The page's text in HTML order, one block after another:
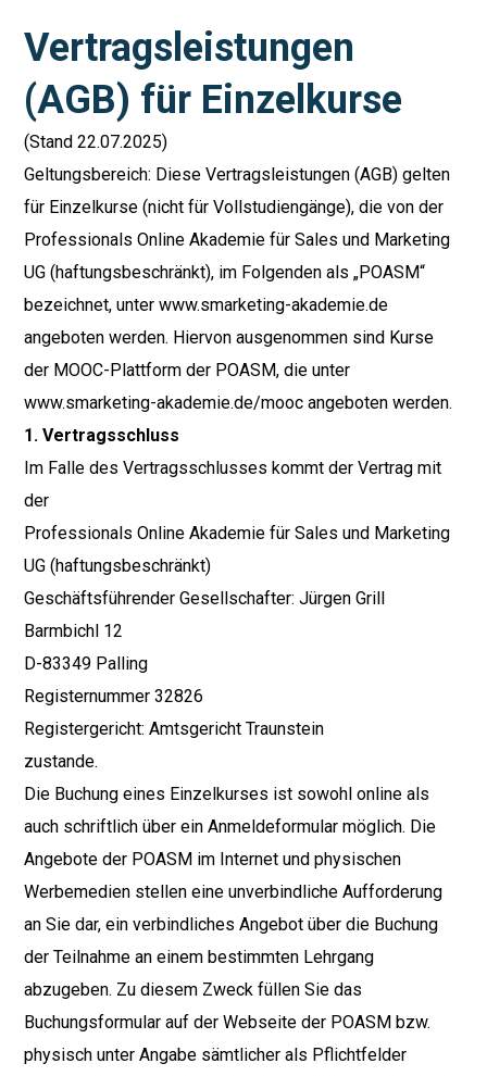
Vertragsleistungen
(AGB) für Einzelkurse
(Stand 22.07.2025)
Geltungsbereich: Diese Vertragsleistungen (AGB) gelten
für Einzelkurse (nicht für Vollstudiengänge), die von der
Professionals Online Akademie für Sales und Marketing
UG (haftungsbeschränkt), im Folgenden als „POASM“
bezeichnet, unter www.smarketing-akademie.de
angeboten werden. Hiervon ausgenommen sind Kurse
der MOOC-Plattform der POASM, die unter
www.smarketing-akademie.de/mooc angeboten werden.
1. Vertragsschluss
Im Falle des Vertragsschlusses kommt der Vertrag mit
der
Professionals Online Akademie für Sales und Marketing
UG (haftungsbeschränkt)
Geschäftsführender Gesellschafter: Jürgen Grill
Barmbichl 12
D-83349 Palling
Registernummer 32826
Registergericht: Amtsgericht Traunstein
zustande.
Die Buchung eines Einzelkurses ist sowohl online als
auch schriftlich über ein Anmeldeformular möglich. Die
Angebote der POASM im Internet und physischen
Werbemedien stellen eine unverbindliche Aufforderung
an Sie dar, ein verbindliches Angebot über die Buchung
der Teilnahme an einem bestimmten Lehrgang
abzugeben. Zu diesem Zweck füllen Sie das
Buchungsformular auf der Webseite der POASM bzw.
physisch unter Angabe sämtlicher als Pflichtfelder